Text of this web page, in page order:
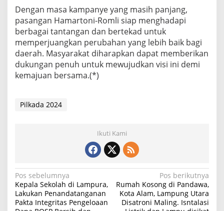
Dengan masa kampanye yang masih panjang,
pasangan Hamartoni-Romli siap menghadapi
berbagai tantangan dan bertekad untuk
memperjuangkan perubahan yang lebih baik bagi
daerah. Masyarakat diharapkan dapat memberikan
dukungan penuh untuk mewujudkan visi ini demi
kemajuan bersama.(*)
Pilkada 2024
Ikuti Kami
N
a
v
Pos sebelumnya
Kepala Sekolah di Lampura,
Lakukan Penandatanganan
Pakta Integritas Pengeloaan
Pos berikutnya
Rumah Kosong di Pandawa,
Kota Alam, Lampung Utara
Disatroni Maling. Isntalasi